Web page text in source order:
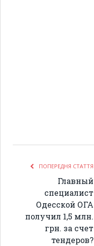
ПОПЕРЕДНЯ СТАТТЯ
Главный
специалист
Одесской ОГА
получил 1,5 млн.
грн. за счет
тендеров?